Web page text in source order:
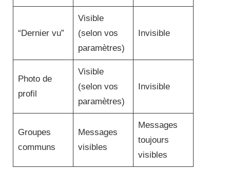
“Dernier vu”
Visible
(selon vos
paramètres)
Invisible
Photo de
profil
Visible
(selon vos
paramètres)
Invisible
Groupes
communs
Messages
visibles
Messages
toujours
visibles